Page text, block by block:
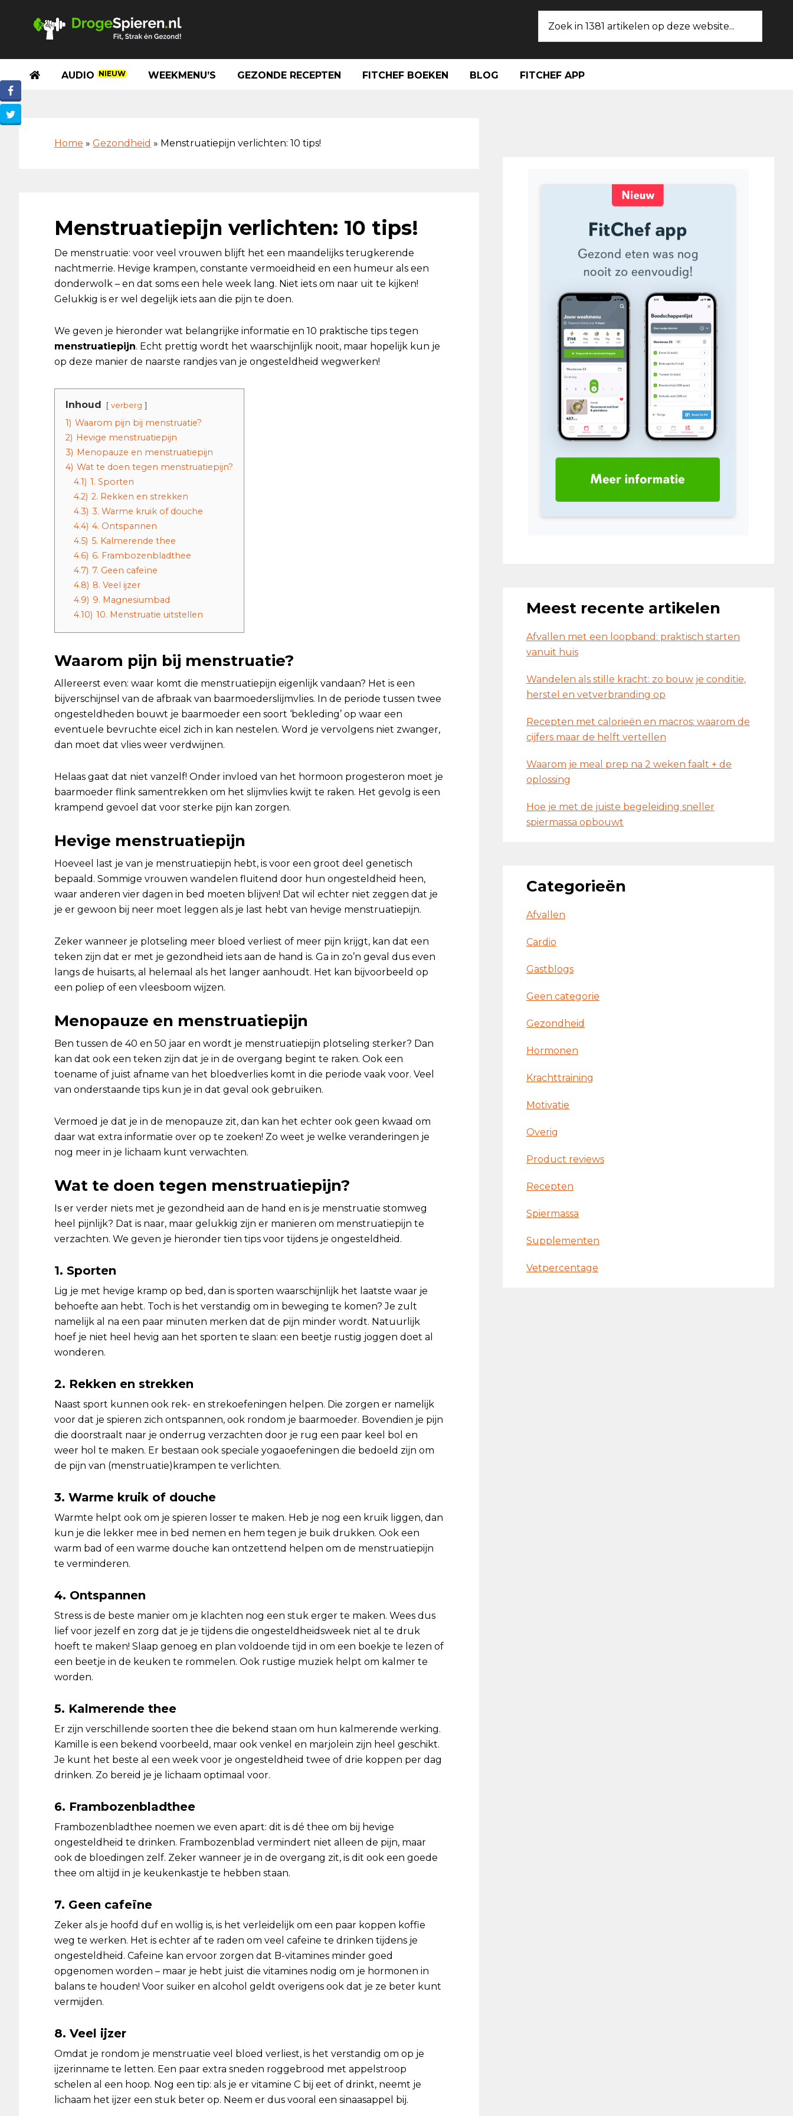
inhoud
sidebar
op
AUDIO NIEUW WEEKMENU’S GEZONDE RECEPTEN FITCHEF BOEKEN BLOG FITCHEF APP
Home » Gezondheid » Menstruatiepijn verlichten: 10 tips!
Menstruatiepijn verlichten: 10 tips!
De menstruatie: voor veel vrouwen blijft het een maandelijks terugkerende
nachtmerrie. Hevige krampen, constante vermoeidheid en een humeur als een
donderwolk – en dat soms een hele week lang. Niet iets om naar uit te kijken!
Gelukkig is er wel degelijk iets aan die pijn te doen.
We geven je hieronder wat belangrijke informatie en 10 praktische tips tegen
menstruatiepijn. Echt prettig wordt het waarschijnlijk nooit, maar hopelijk kun je
op deze manier de naarste randjes van je ongesteldheid wegwerken!
Inhoud verberg
1) Waarom pijn bij menstruatie?
2) Hevige menstruatiepijn
3) Menopauze en menstruatiepijn
4) Wat te doen tegen menstruatiepijn?
4.1) 1. Sporten
4.2) 2. Rekken en strekken
4.3) 3. Warme kruik of douche
4.4) 4. Ontspannen
4.5) 5. Kalmerende thee
4.6) 6. Frambozenbladthee
4.7) 7. Geen cafeïne
4.8) 8. Veel ijzer
4.9) 9. Magnesiumbad
4.10) 10. Menstruatie uitstellen
Waarom pijn bij menstruatie?
Allereerst even: waar komt die menstruatiepijn eigenlijk vandaan? Het is een
bijverschijnsel van de afbraak van baarmoederslijmvlies. In de periode tussen twee
ongesteldheden bouwt je baarmoeder een soort ‘bekleding’ op waar een
eventuele bevruchte eicel zich in kan nestelen. Word je vervolgens niet zwanger,
dan moet dat vlies weer verdwijnen.
Helaas gaat dat niet vanzelf! Onder invloed van het hormoon progesteron moet je
baarmoeder flink samentrekken om het slijmvlies kwijt te raken. Het gevolg is een
krampend gevoel dat voor sterke pijn kan zorgen.
Hevige menstruatiepijn
Hoeveel last je van je menstruatiepijn hebt, is voor een groot deel genetisch
bepaald. Sommige vrouwen wandelen fluitend door hun ongesteldheid heen,
waar anderen vier dagen in bed moeten blijven! Dat wil echter niet zeggen dat je
je er gewoon bij neer moet leggen als je last hebt van hevige menstruatiepijn.
Zeker wanneer je plotseling meer bloed verliest of meer pijn krijgt, kan dat een
teken zijn dat er met je gezondheid iets aan de hand is. Ga in zo’n geval dus even
langs de huisarts, al helemaal als het langer aanhoudt. Het kan bijvoorbeeld op
een poliep of een vleesboom wijzen.
Menopauze en menstruatiepijn
Ben tussen de 40 en 50 jaar en wordt je menstruatiepijn plotseling sterker? Dan
kan dat ook een teken zijn dat je in de overgang begint te raken. Ook een
toename of juist afname van het bloedverlies komt in die periode vaak voor. Veel
van onderstaande tips kun je in dat geval ook gebruiken.
Vermoed je dat je in de menopauze zit, dan kan het echter ook geen kwaad om
daar wat extra informatie over op te zoeken! Zo weet je welke veranderingen je
nog meer in je lichaam kunt verwachten.
Wat te doen tegen menstruatiepijn?
Is er verder niets met je gezondheid aan de hand en is je menstruatie stomweg
heel pijnlijk? Dat is naar, maar gelukkig zijn er manieren om menstruatiepijn te
verzachten. We geven je hieronder tien tips voor tijdens je ongesteldheid.
1. Sporten
Lig je met hevige kramp op bed, dan is sporten waarschijnlijk het laatste waar je
behoefte aan hebt. Toch is het verstandig om in beweging te komen? Je zult
namelijk al na een paar minuten merken dat de pijn minder wordt. Natuurlijk
hoef je niet heel hevig aan het sporten te slaan: een beetje rustig joggen doet al
wonderen.
2. Rekken en strekken
Naast sport kunnen ook rek- en strekoefeningen helpen. Die zorgen er namelijk
voor dat je spieren zich ontspannen, ook rondom je baarmoeder. Bovendien je pijn
die doorstraalt naar je onderrug verzachten door je rug een paar keel bol en
weer hol te maken. Er bestaan ook speciale yogaoefeningen die bedoeld zijn om
de pijn van (menstruatie)krampen te verlichten.
3. Warme kruik of douche
Warmte helpt ook om je spieren losser te maken. Heb je nog een kruik liggen, dan
kun je die lekker mee in bed nemen en hem tegen je buik drukken. Ook een
warm bad of een warme douche kan ontzettend helpen om de menstruatiepijn
te verminderen.
4. Ontspannen
Stress is de beste manier om je klachten nog een stuk erger te maken. Wees dus
lief voor jezelf en zorg dat je je tijdens die ongesteldheidsweek niet al te druk
hoeft te maken! Slaap genoeg en plan voldoende tijd in om een boekje te lezen of
een beetje in de keuken te rommelen. Ook rustige muziek helpt om kalmer te
worden.
5. Kalmerende thee
Er zijn verschillende soorten thee die bekend staan om hun kalmerende werking.
Kamille is een bekend voorbeeld, maar ook venkel en marjolein zijn heel geschikt.
Je kunt het beste al een week voor je ongesteldheid twee of drie koppen per dag
drinken. Zo bereid je je lichaam optimaal voor.
6. Frambozenbladthee
Frambozenbladthee noemen we even apart: dit is dé thee om bij hevige
ongesteldheid te drinken. Frambozenblad vermindert niet alleen de pijn, maar
ook de bloedingen zelf. Zeker wanneer je in de overgang zit, is dit ook een goede
thee om altijd in je keukenkastje te hebben staan.
7. Geen cafeïne
Zeker als je hoofd duf en wollig is, is het verleidelijk om een paar koppen koffie
weg te werken. Het is echter af te raden om veel cafeïne te drinken tijdens je
ongesteldheid. Cafeïne kan ervoor zorgen dat B-vitamines minder goed
opgenomen worden – maar je hebt juist die vitamines nodig om je hormonen in
balans te houden! Voor suiker en alcohol geldt overigens ook dat je ze beter kunt
vermijden.
8. Veel ijzer
Omdat je rondom je menstruatie veel bloed verliest, is het verstandig om op je
ijzerinname te letten. Een paar extra sneden roggebrood met appelstroop
schelen al een hoop. Nog een tip: als je er vitamine C bij eet of drinkt, neemt je
lichaam het ijzer een stuk beter op. Neem er dus vooral een sinaasappel bij.
Meest recente artikelen
Afvallen met een loopband: praktisch starten
vanuit huis
Wandelen als stille kracht: zo bouw je conditie,
herstel en vetverbranding op
Recepten met calorieën en macros: waarom de
cijfers maar de helft vertellen
Waarom je meal prep na 2 weken faalt + de
oplossing
Hoe je met de juiste begeleiding sneller
spiermassa opbouwt
Categorieën
Afvallen
Cardio
Gastblogs
Geen categorie
Gezondheid
Hormonen
Krachttraining
Motivatie
Overig
Product reviews
Recepten
Spiermassa
Supplementen
Vetpercentage